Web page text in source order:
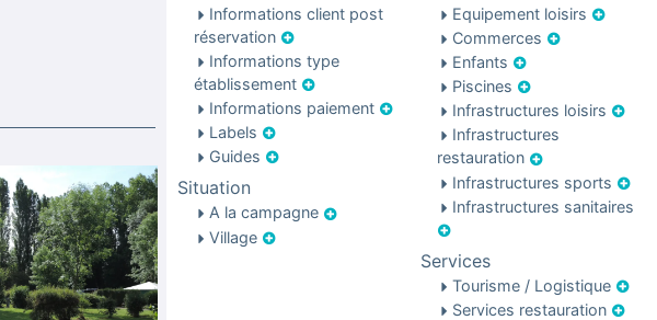
Informations client post
réservation
Informations type
établissement
Informations paiement
Labels
Guides
Situation
A la campagne
Village
Equipement loisirs
Commerces
Enfants
Piscines
Infrastructures loisirs
Infrastructures
restauration
Infrastructures sports
Infrastructures sanitaires
Services
Tourisme / Logistique
Services restauration